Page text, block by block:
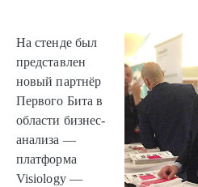
На стенде был
представлен
новый партнёр
Первого Бита в
области бизнес-
анализа —
платформа
Visiology —